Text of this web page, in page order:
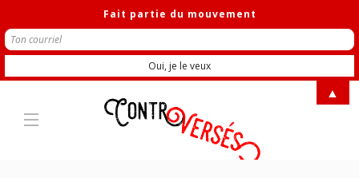
Fait partie du mouvement
▲